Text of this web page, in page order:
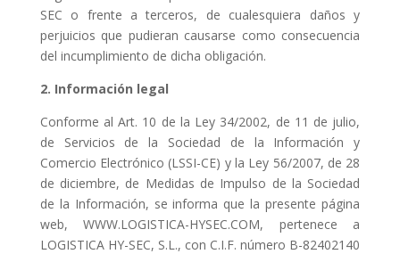
SEC o frente a terceros, de cualesquiera daños y
perjuicios que pudieran causarse como consecuencia
del incumplimiento de dicha obligación.
2. Información legal
Conforme al Art. 10 de la Ley 34/2002, de 11 de julio,
de Servicios de la Sociedad de la Información y
Comercio Electrónico (LSSI-CE) y la Ley 56/2007, de 28
de diciembre, de Medidas de Impulso de la Sociedad
de la Información, se informa que la presente página
web, WWW.LOGISTICA-HYSEC.COM, pertenece a
LOGISTICA HY-SEC, S.L., con C.I.F. número B-82402140